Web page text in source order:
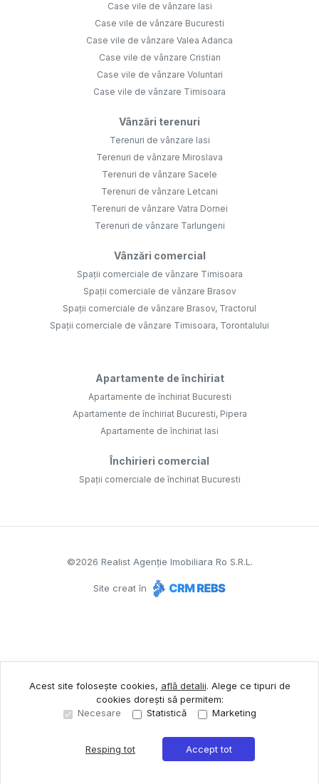
Case vile de vânzare Iasi
Case vile de vânzare Bucuresti
Case vile de vânzare Valea Adanca
Case vile de vânzare Cristian
Case vile de vânzare Voluntari
Case vile de vânzare Timisoara
Vânzări terenuri
Terenuri de vânzare Iasi
Terenuri de vânzare Miroslava
Terenuri de vânzare Sacele
Terenuri de vânzare Letcani
Terenuri de vânzare Vatra Dornei
Terenuri de vânzare Tarlungeni
Vânzări comercial
Spații comerciale de vânzare Timisoara
Spații comerciale de vânzare Brasov
Spații comerciale de vânzare Brasov, Tractorul
Spații comerciale de vânzare Timisoara, Torontalului
Apartamente de închiriat
Apartamente de închiriat Bucuresti
Apartamente de închiriat Bucuresti, Pipera
Apartamente de închiriat Iasi
Închirieri comercial
Spații comerciale de închiriat Bucuresti
©2026 Realist Agenție Imobiliara Ro S.R.L.
Site creat în
Acest site folosește cookies, află detalii. Alege ce tipuri de
cookies dorești să permitem:
Necesare
Statistică Marketing
Resping tot Accept tot